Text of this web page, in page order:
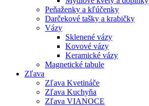
Peňaženky a kľúčenky
Darčekové tašky a krabičky
Vázy
Sklenené vázy
Kovové vázy
Keramické vázy
Magnetické tabule
Zľava
Zľava Kvetináče
Zľava Kuchyňa
Zľava VIANOCE